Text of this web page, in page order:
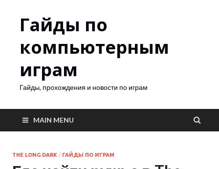
Гайды по
компьютерным
играм
Гайды, прохождения и новости по играм
MAIN MENU
THE LONG DARK / ГАЙДЫ ПО ИГРАМ